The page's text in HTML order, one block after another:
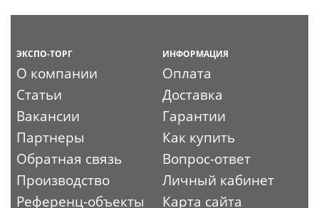
ЭКСПО-ТОРГ
О компании
Статьи
Вакансии
Партнеры
Обратная связь
Производство
Референц-объекты
ИНФОРМАЦИЯ
Оплата
Доставка
Гарантии
Как купить
Вопрос-ответ
Личный кабинет
Карта сайта